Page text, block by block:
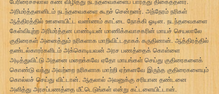
அரிமர்த்தனனிடம் நடந்தவைகளை கூறச் சென்றனர். அந்நேரம் நரிகள்
ஆத்திரத்தில் ஊளையிட்ட வண்ணம் காட்டை நோக்கி ஓடின. நடந்தவைகளை
கேள்வியுற்ற அரிமர்த்தன பாண்டியன் மாணிக்கவாசகரின் மாயச் செயலாலே
குதிரைகள் அனைத்தும் நரிகளாக மாறிவிட்டதாகக் கருதினான். ஆத்திரத்தில்
தண்டல்காரர்களிடம் அக்கொடியவன் அரச பணத்தைக் கொள்ளை
அடித்துவிட்டு அதனை மறைக்கவே ஏதோ மாயங்கள் செய்து குதிரைகளைக்
கொண்டு வந்து அவற்றை நரிகளாக மாற்றி ஏற்கனவே இருந்த குதிரைகளையும்
கொல்லச் செய்து விட்டான். ஆதலால் அவனுக்கு சரியான தண்டனை
அளித்து அரசப்பணத்தை மீட்டெடுங்கள் என்று கட்டளையிட்டான்.